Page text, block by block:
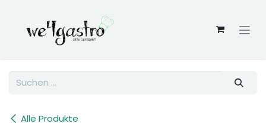
Alle Produkte